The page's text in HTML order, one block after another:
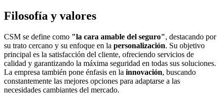
Filosofía y valores
CSM se define como "la cara amable del seguro", destacando por
su trato cercano y su enfoque en la personalización. Su objetivo
principal es la satisfacción del cliente, ofreciendo servicios de
calidad y garantizando la máxima seguridad en todas sus soluciones.
La empresa también pone énfasis en la innovación, buscando
constantemente las mejores opciones para adaptarse a las
necesidades cambiantes del mercado.